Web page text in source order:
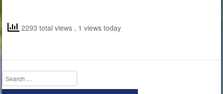
2293 total views , 1 views today
Search